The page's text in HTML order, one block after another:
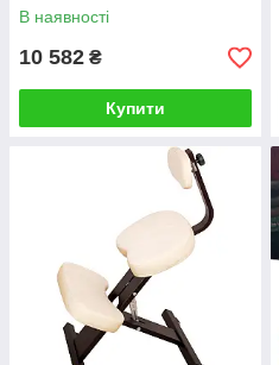
В наявності
10 582 ₴
Купити